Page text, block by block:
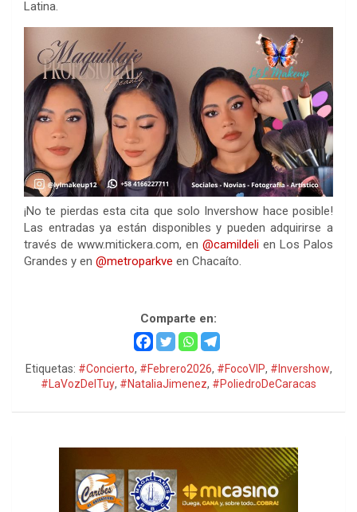
Latina.
¡No te pierdas esta cita que solo Invershow hace posible!
Las entradas ya están disponibles y pueden adquirirse a
través de www.mitickera.com, en @camildeli en Los Palos
Grandes y en @metroparkve en Chacaíto.
Comparte en:
Etiquetas: #Concierto, #Febrero2026, #FocoVIP, #Invershow,
#LaVozDelTuy, #NataliaJimenez, #PoliedroDeCaracas